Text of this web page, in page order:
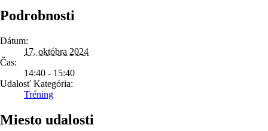
Podrobnosti
Dátum:
17. októbra 2024
Čas:
14:40 - 15:40
Udalosť Kategória:
Tréning
Miesto udalosti